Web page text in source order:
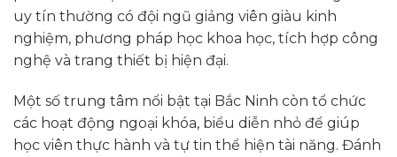
uy tín thường có đội ngũ giảng viên giàu kinh
nghiệm, phương pháp học khoa học, tích hợp công
nghệ và trang thiết bị hiện đại.
Một số trung tâm nổi bật tại Bắc Ninh còn tổ chức
các hoạt động ngoại khóa, biểu diễn nhỏ để giúp
học viên thực hành và tự tin thể hiện tài năng. Đánh